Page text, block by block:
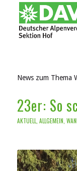
News zum Thema
23er: So
AKTUELL ALLGEMEIN